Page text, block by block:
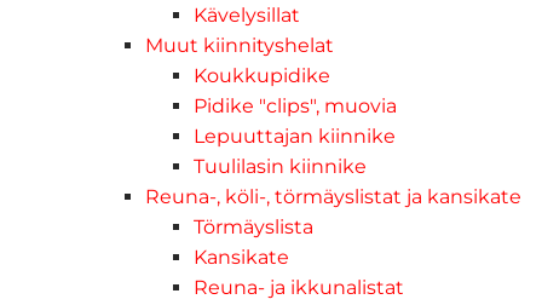
Kävelysillat
Muut kiinnityshelat
Koukkupidike
Pidike "clips", muovia
Lepuuttajan kiinnike
Tuulilasin kiinnike
Reuna-, köli-, törmäyslistat ja kansikate
Törmäyslista
Kansikate
Reuna- ja ikkunalistat